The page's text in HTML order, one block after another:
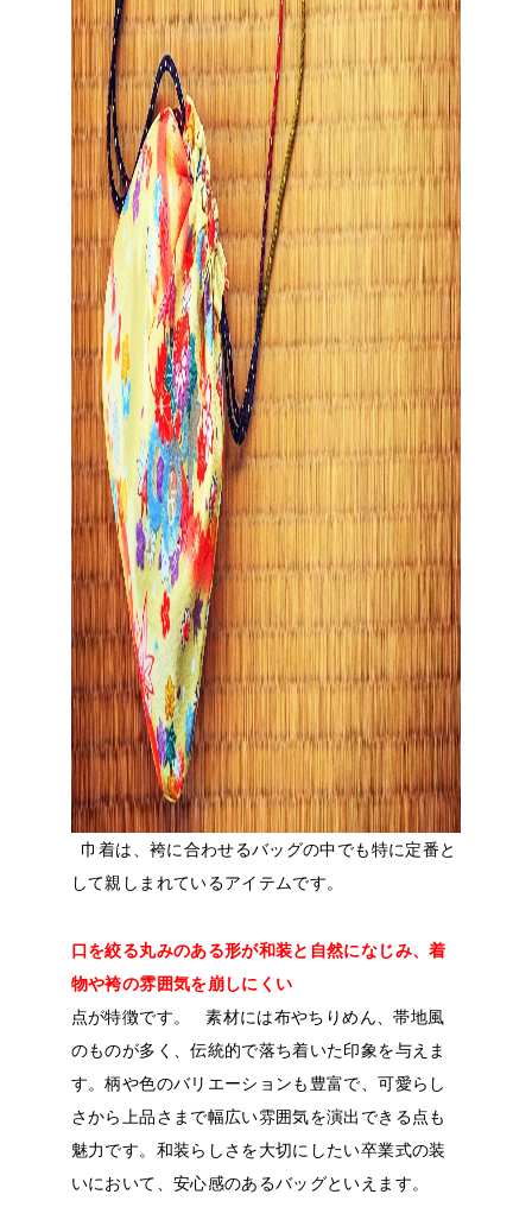
巾着は、袴に合わせるバッグの中でも特に定番と
して親しまれているアイテムです。
口を絞る丸みのある形が和装と自然になじみ、着
物や袴の雰囲気を崩しにくい
点が特徴です。
素材には布やちりめん、帯地風
のものが多く、伝統的で落ち着いた印象を与えま
す。柄や色のバリエーションも豊富で、可愛らし
さから上品さまで幅広い雰囲気を演出できる点も
魅力です。和装らしさを大切にしたい卒業式の装
いにおいて、安心感のあるバッグといえます。